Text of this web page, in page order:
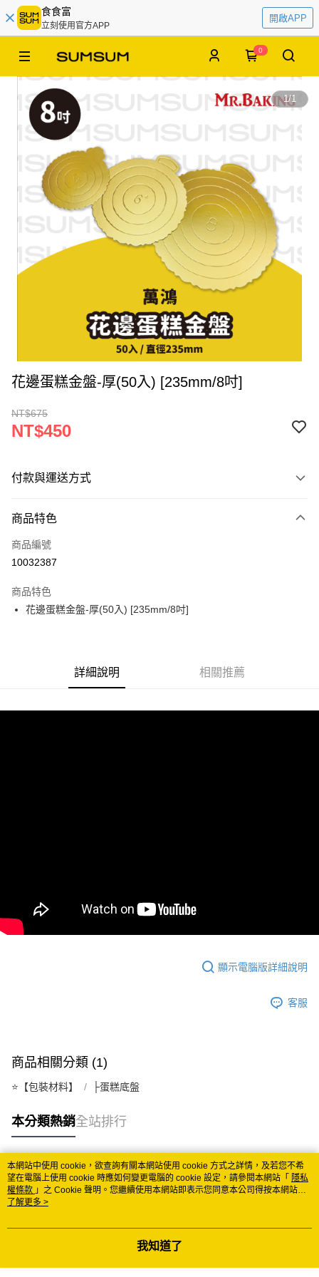
食食富
立刻使用官方APP
開啟APP
0
1/1
花邊蛋糕金盤-厚(50入) [235mm/8吋]
NT$675
NT$450
付款與運送方式
信用卡一次付款
超商取貨付款
Apple Pay
ATM付款
付款後7-11取貨
每筆NT$60
免運費
商品特色
商品編號
10032387
商品特色
花邊蛋糕金盤-厚(50入) [235mm/8吋]
詳細說明 相關推薦
顯示電腦版詳細說明
客服
商品相關分類 (1)
⭐️【包裝材料】 ├蛋糕底盤
本分類熱銷全站排行
熱門標籤
本網站中使用 cookie，欲查詢有關本網站使用 cookie 方式之詳情，及若您不希
望在電腦上使用 cookie 時應如何變更電腦的 cookie 設定，請參閱本網站「 隱私
權條款 」之 Cookie 聲明。您繼續使用本網站即表示您同意本公司得按本網站使
用條款之 Cookie 聲明使用 cookie。
了解更多 >
我知道了